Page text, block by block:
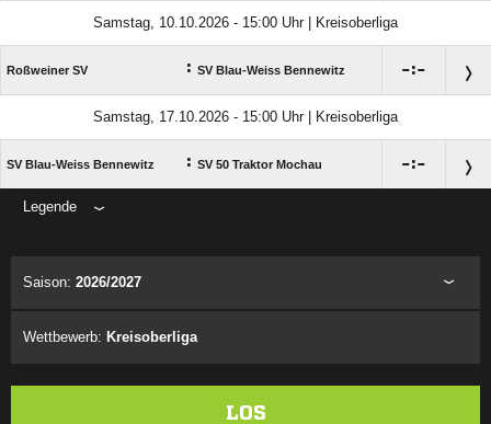
Samstag, 10.10.2026 - 15:00 Uhr | Kreisoberliga
Roßweiner SV : SV Blau-Weiss Bennewitz :
Samstag, 17.10.2026 - 15:00 Uhr | Kreisoberliga
SV Blau-Weiss Bennewitz : SV 50 Traktor Mochau :
Legende
Saison: 2026/2027
Wettbewerb: Kreisoberliga
LOS